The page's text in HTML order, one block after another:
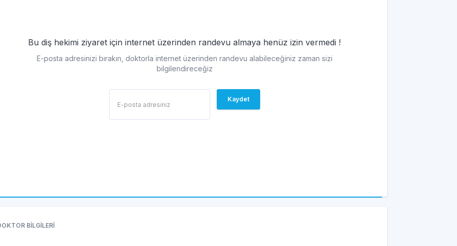
Bu diş hekimi ziyaret için internet üzerinden randevu almaya henüz izin vermedi !
E-posta adresinizi bırakın, doktorla internet üzerinden randevu alabileceğiniz zaman sizi
bilgilendireceğiz
Kaydet
BİLGİLERİ